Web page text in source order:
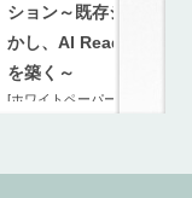
ション～既存システム
かし、AI Readyな連携
を築く～
[ホワイトペーパー]